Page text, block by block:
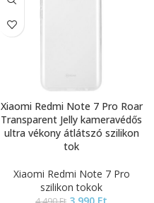
Xiaomi Redmi Note 7 Pro Roar
Transparent Jelly kameravédős
ultra vékony átlátszó szilikon
tok
Xiaomi Redmi Note 7 Pro
szilikon tokok